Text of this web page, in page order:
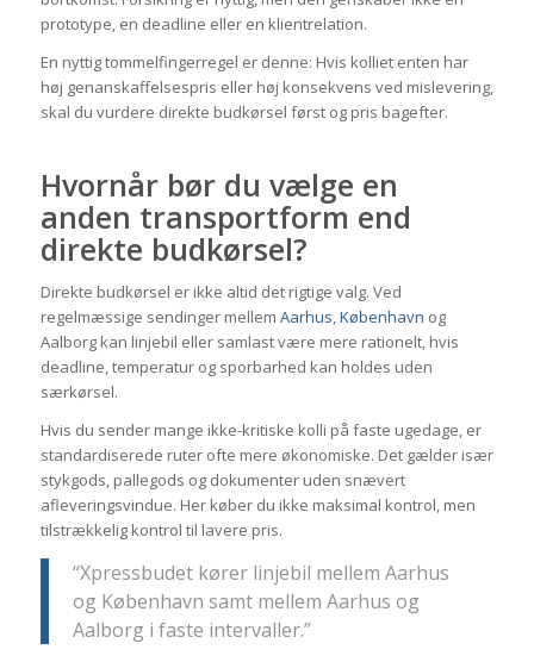
prototype, en deadline eller en klientrelation.
En nyttig tommelfingerregel er denne: Hvis kolliet enten har
høj genanskaffelsespris eller høj konsekvens ved mislevering,
skal du vurdere direkte budkørsel først og pris bagefter.
Hvornår bør du vælge en
anden transportform end
direkte budkørsel?
Direkte budkørsel er ikke altid det rigtige valg. Ved
regelmæssige sendinger mellem Aarhus København og
Aalborg kan linjebil eller samlast være mere rationelt, hvis
deadline, temperatur og sporbarhed kan holdes uden
særkørsel.
Hvis du sender mange ikke-kritiske kolli på faste ugedage, er
standardiserede ruter ofte mere økonomiske. Det gælder især
stykgods, pallegods og dokumenter uden snævert
afleveringsvindue. Her køber du ikke maksimal kontrol, men
tilstrækkelig kontrol til lavere pris.
“Xpressbudet kører linjebil mellem Aarhus
og København samt mellem Aarhus og
Aalborg i faste intervaller.”